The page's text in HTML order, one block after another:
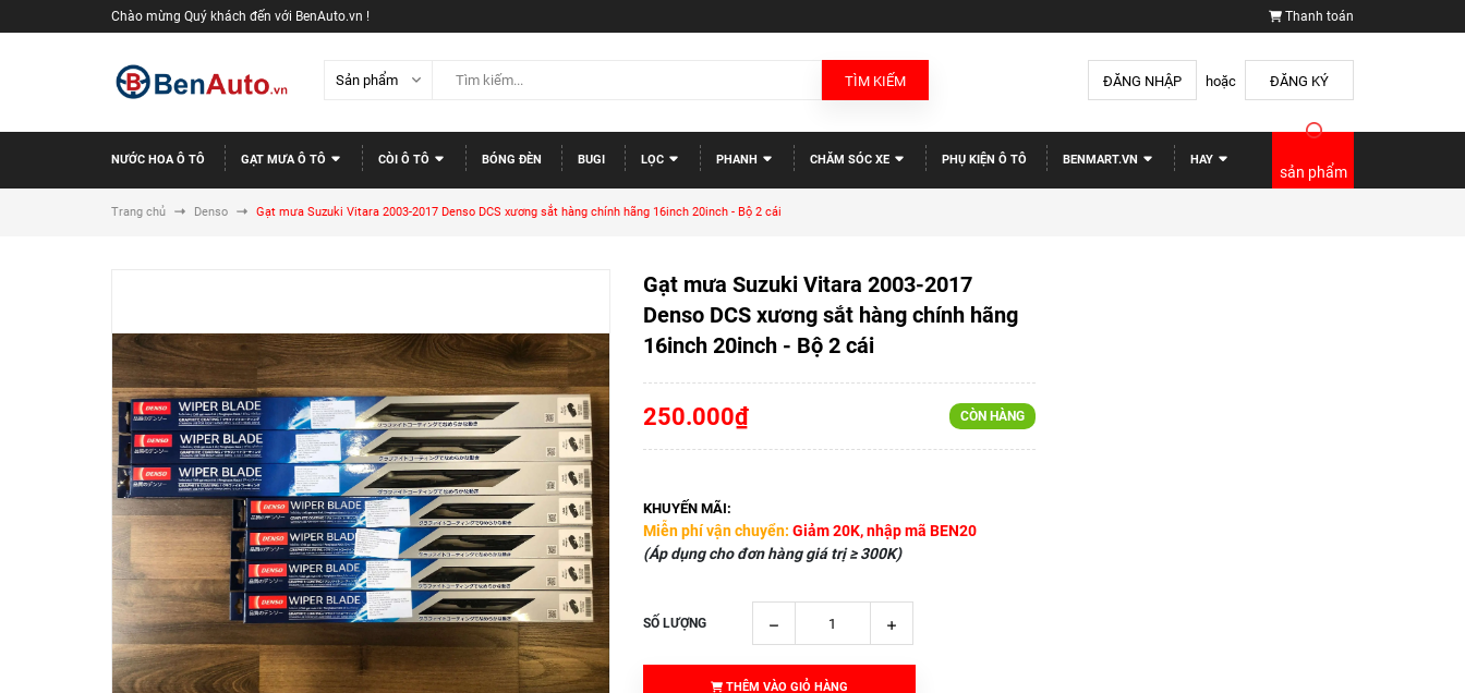
Chào mừng Quý khách đến với BenAuto.vn ! Thanh toán
TÌM KIẾM ĐĂNG NHẬP hoặc ĐĂNG KÝ
NƯỚC HOA Ô TÔ GẠT MƯA Ô TÔ CÒI Ô TÔ BÓNG ĐÈN BUGI LỌC PHANH CHĂM SÓC XE PHỤ KIỆN Ô TÔ BENMART.VN HAY
sản phẩm
Trang chủ Denso Gạt mưa Suzuki Vitara 2003-2017 Denso DCS xương sắt hàng chính hãng 16inch 20inch - Bộ 2 cái
Gạt mưa Suzuki Vitara 2003-2017
Denso DCS xương sắt hàng chính hãng
16inch 20inch - Bộ 2 cái
250.000₫ CÒN HÀNG
KHUYẾN MÃI:
Miễn phí vận chuyển: Giảm 20K, nhập mã BEN20
(Áp dụng cho đơn hàng giá trị ≥ 300K)
SỐ LƯỢNG
THÊM VÀO GIỎ HÀNG